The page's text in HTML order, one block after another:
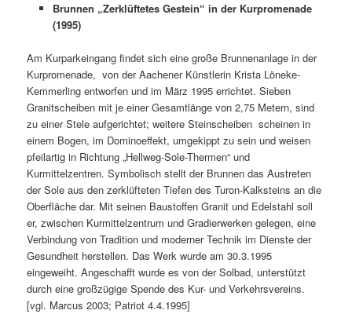
Brunnen „Zerklüftetes Gestein“ in der Kurpromenade
(1995)
Am Kurparkeingang findet sich eine große Brunnenanlage in der
Kurpromenade, von der Aachener Künstlerin Krista Löneke-
Kemmerling entworfen und im März 1995 errichtet. Sieben
Granitscheiben mit je einer Gesamtlänge von 2,75 Metern, sind
zu einer Stele aufgerichtet; weitere Steinscheiben scheinen in
einem Bogen, im Dominoeffekt, umgekippt zu sein und weisen
pfeilartig in Richtung „Hellweg-Sole-Thermen“ und
Kurmittelzentren. Symbolisch stellt der Brunnen das Austreten
der Sole aus den zerklüfteten Tiefen des Turon-Kalksteins an die
Oberfläche dar. Mit seinen Baustoffen Granit und Edelstahl soll
er, zwischen Kurmittelzentrum und Gradierwerken gelegen, eine
Verbindung von Tradition und moderner Technik im Dienste der
Gesundheit herstellen. Das Werk wurde am 30.3.1995
eingeweiht. Angeschafft wurde es von der Solbad, unterstützt
durch eine großzügige Spende des Kur- und Verkehrsvereins.
[vgl. Marcus 2003; Patriot 4.4.1995]